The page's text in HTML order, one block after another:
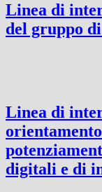
Linea di
del gruppo
Linea di
digitali e di